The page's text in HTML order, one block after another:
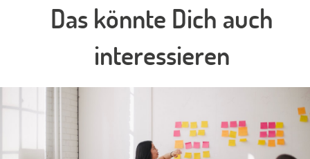
Das könnte Dich auch
interessieren